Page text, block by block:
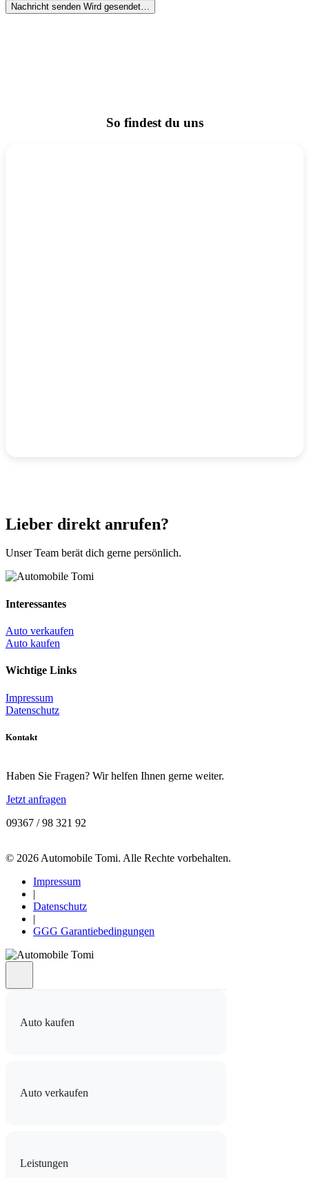
Nachricht senden Wird gesendet…
So findest du uns
Lieber direkt anrufen?
Unser Team berät dich gerne persönlich.
Interessantes
Auto verkaufen
Auto kaufen
Wichtige Links
Impressum
Datenschutz
Kontakt
Haben Sie Fragen? Wir helfen Ihnen gerne weiter.
Jetzt anfragen
09367 / 98 321 92
© 2026 Automobile Tomi. Alle Rechte vorbehalten.
Impressum
|
Datenschutz
|
GGG Garantiebedingungen
Auto kaufen
Auto verkaufen
Leistungen